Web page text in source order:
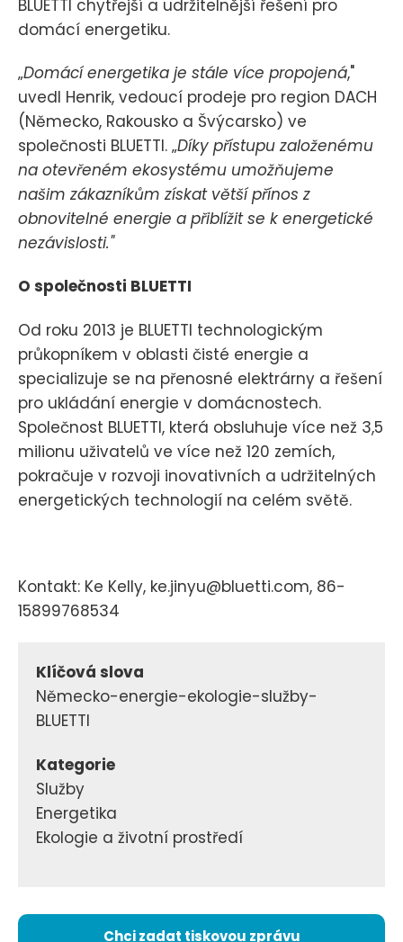
BLUETTI chytřejší a udržitelnější řešení pro
domácí energetiku.
„Domácí energetika je stále více propojená,"
uvedl Henrik, vedoucí prodeje pro region DACH
(Německo, Rakousko a Švýcarsko) ve
společnosti BLUETTI. „Díky přístupu založenému
na otevřeném ekosystému umožňujeme
našim zákazníkům získat větší přínos z
obnovitelné energie a přiblížit se k energetické
nezávislosti."
O společnosti BLUETTI
Od roku 2013 je BLUETTI technologickým
průkopníkem v oblasti čisté energie a
specializuje se na přenosné elektrárny a řešení
pro ukládání energie v domácnostech.
Společnost BLUETTI, která obsluhuje více než 3,5
milionu uživatelů ve více než 120 zemích,
pokračuje v rozvoji inovativních a udržitelných
energetických technologií na celém světě.
Kontakt: Ke Kelly, ke.jinyu@bluetti.com, 86-
15899768534
Klíčová slova
Německo-energie-ekologie-služby-
BLUETTI
Kategorie
Služby
Energetika
Ekologie a životní prostředí
Chci zadat tiskovou zprávu